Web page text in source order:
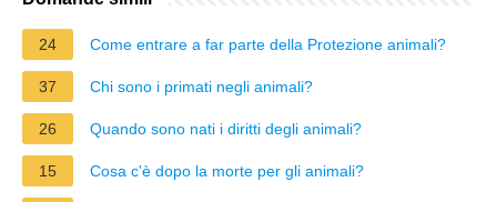
24 Come entrare a far parte della Protezione animali?
37 Chi sono i primati negli animali?
26 Quando sono nati i diritti degli animali?
15 Cosa c'è dopo la morte per gli animali?